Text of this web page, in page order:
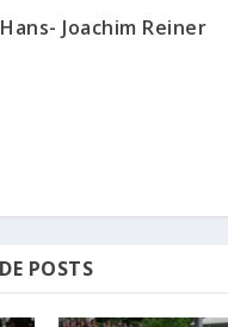
Hans- Joachim Reiner
POSTS